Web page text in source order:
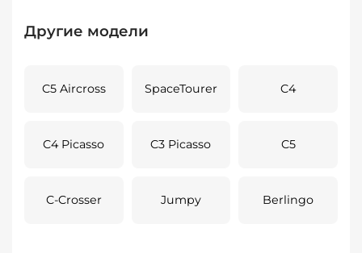
Другие модели
C5 Aircross SpaceTourer C4
C4 Picasso C3 Picasso C5
C-Crosser Jumpy Berlingo